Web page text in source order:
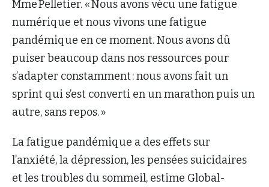
Mme Pelletier. « Nous avons vécu une fatigue
numérique et nous vivons une fatigue
pandémique en ce moment. Nous avons dû
puiser beaucoup dans nos ressources pour
s’adapter constamment : nous avons fait un
sprint qui s’est converti en un marathon puis un
autre, sans repos. »
La fatigue pandémique a des effets sur
l’anxiété, la dépression, les pensées suicidaires
et les troubles du sommeil, estime Global-